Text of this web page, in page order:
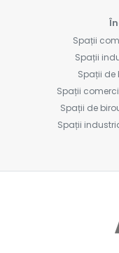
Spații
Spații
Spații de
Spații
Spații de
Spații